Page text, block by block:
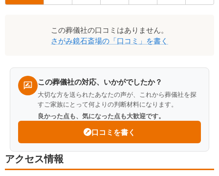
この葬儀社の口コミはありません。
さがみ鏡石斎場の「口コミ」を書く
この葬儀社の対応、いかがでしたか？
大切な方を送られたあなたの声が、これから葬儀社を探
すご家族にとって何よりの判断材料になります。
良かった点も、気になった点も大歓迎です。
口コミを書く
アクセス情報